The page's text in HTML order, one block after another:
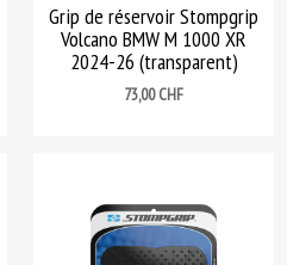
Grip de réservoir Stompgrip
Volcano BMW M 1000 XR
2024-26 (transparent)
Prix
73,00 CHF